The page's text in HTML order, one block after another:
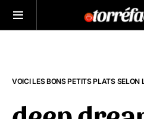
VOICI LES BONS PETITS PLATS SELON